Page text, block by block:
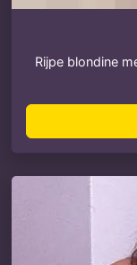
Rijpe blondine